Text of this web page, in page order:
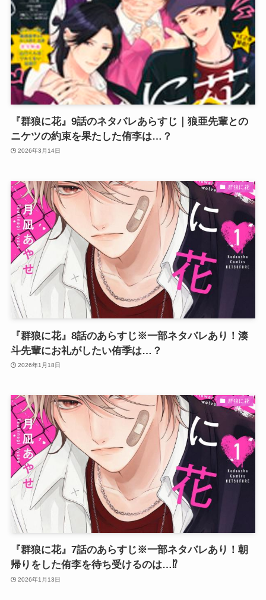
『群狼に花』9話のネタバレあらすじ｜狼亜先輩との
ニケツの約束を果たした侑李は…？
2026年3月14日
群狼に花
『群狼に花』8話のあらすじ※一部ネタバレあり！湊
斗先輩にお礼がしたい侑季は…？
2026年1月18日
群狼に花
『群狼に花』7話のあらすじ※一部ネタバレあり！朝
帰りをした侑李を待ち受けるのは…⁉
2026年1月13日